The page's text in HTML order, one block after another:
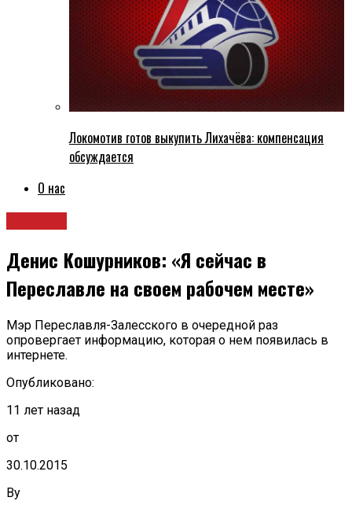
Локомотив готов выкупить Лихачёва: компенсация
обсуждается
О нас
Денис Кошурников: «Я сейчас в
Переславле на своем рабочем месте»
Мэр Переславля-Залесского в очередной раз
опровергает информацию, которая о нем появилась в
интернете.
Опубликовано:
11 лет назад
от
30.10.2015
By